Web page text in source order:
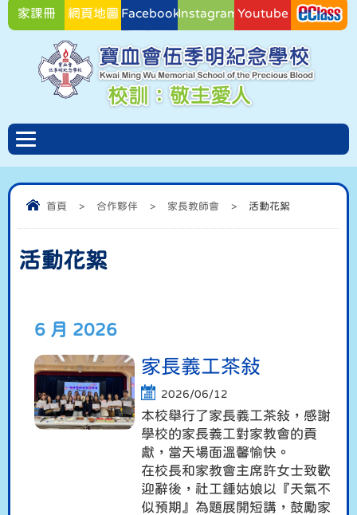
家課冊 網頁地圖 FacebookInstagramYoutube
首頁 > 合作夥伴 > 家長教師會 > 活動花絮
活動花絮
6 月 2026
家長義工茶敍
2026/06/12
本校舉行了家長義工茶敍，感謝
學校的家長義工對家教會的貢
獻，當天場面溫馨愉快。
在校長和家教會主席許女士致歡
迎辭後，社工鍾姑娘以『天氣不
似預期』為題展開短講，鼓勵家